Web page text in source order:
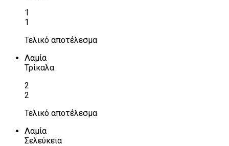
1
1
Τελικό αποτέλεσμα
Λαμία
Τρίκαλα
2
2
Τελικό αποτέλεσμα
Λαμία
Σελεύκεια